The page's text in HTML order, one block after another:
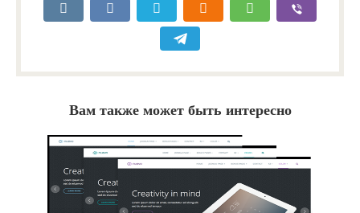
Вам также может быть интересно